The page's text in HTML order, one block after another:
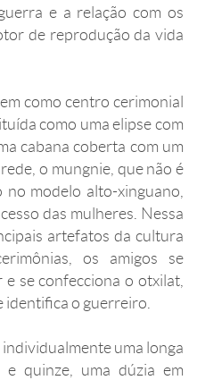
e a relação com os
de reprodução da vida
como centro cerimonial
como uma elipse com
cabana coberta com um
o mungnie, que não é
no modelo alto-xinguano,
das mulheres. Nessa
artefatos da cultura
os amigos se
se confecciona o otxilat,
identifica o guerreiro.
uma longa
e quinze, uma dúzia em